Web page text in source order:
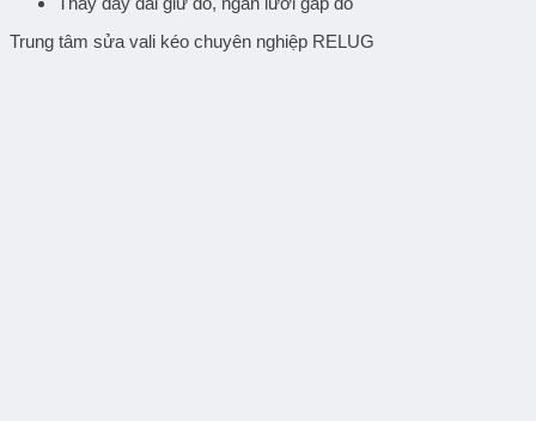
Trung tâm sửa vali kéo chuyên nghiệp RELUG